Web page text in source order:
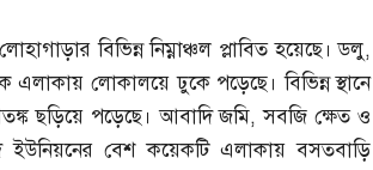
বিভিন্ন নিম্নাঞ্চল প্লাবিত হয়েছে। ডলু,
এলাকায় লোকালয়ে ঢুকে পড়েছে। বিভিন্ন স্থানে
ছড়িয়ে পড়েছে। আবাদি জমি,সবজি ক্ষেত ও
বেশ কয়েকটি এলাকায় বসতবাড়ি